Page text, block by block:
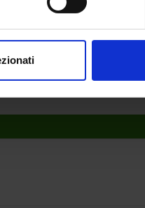
sui cookie.
combinarle con altre
antibodies against HIV-1
, vol.56,2011,pp. 65-65
nelrepository